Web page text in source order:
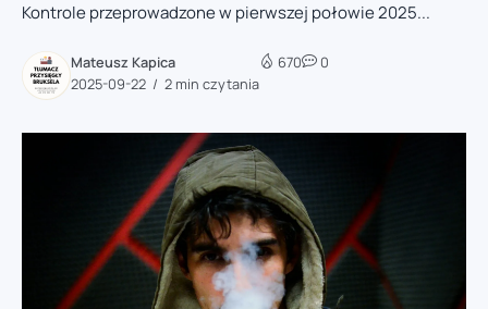
Kontrole przeprowadzone w pierwszej połowie 2025...
Mateusz Kapica
2025-09-22
2 min czytania
670 0